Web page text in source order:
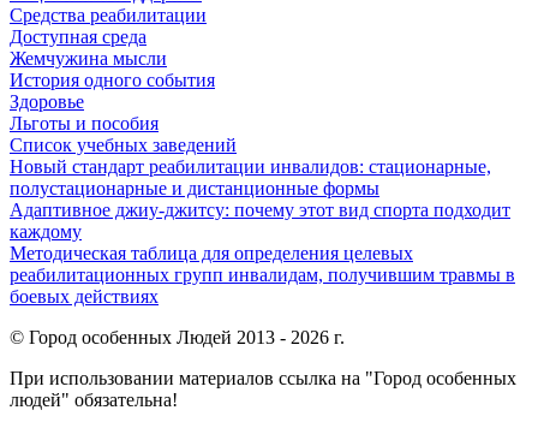
Средства реабилитации
Доступная среда
Жемчужина мысли
История одного события
Здоровье
Льготы и пособия
Список учебных заведений
Новый стандарт реабилитации инвалидов: стационарные,
полустационарные и дистанционные формы
Адаптивное джиу-джитсу: почему этот вид спорта подходит
каждому
Методическая таблица для определения целевых
реабилитационных групп инвалидам, получившим травмы в
боевых действиях
© Город особенных Людей 2013 - 2026 г.
При использовании материалов ссылка на "Город особенных
людей" обязательна!